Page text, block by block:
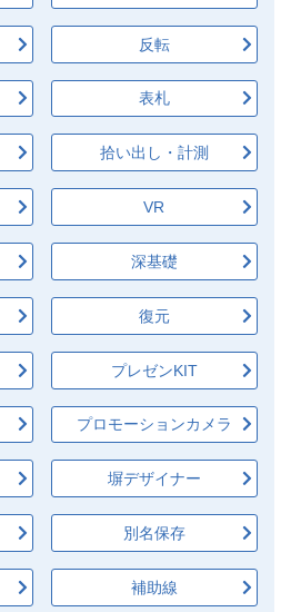
反転
表札
拾い出し・計測
VR
深基礎
復元
プレゼンKIT
プロモーションカメラ
塀デザイナー
別名保存
補助線